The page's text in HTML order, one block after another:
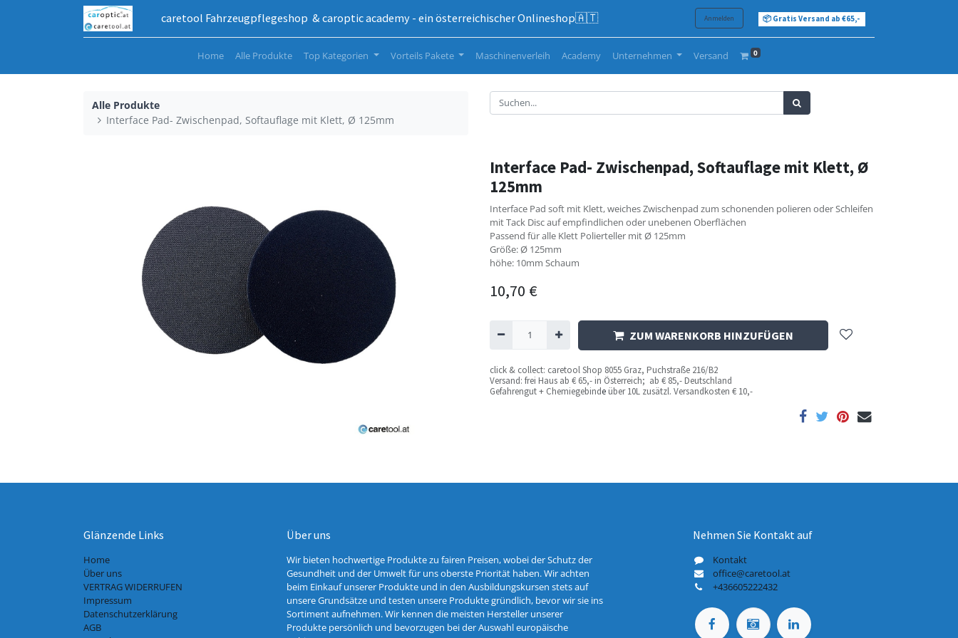
caretool Fahrzeugpflegeshop & caroptic academy - ein österreichischer Onlineshop🇦🇹 Anmelden 📦 Gratis Versand ab €65,-
Home Alle Produkte Top Kategorien Vorteils Pakete Maschinenverleih Academy Unternehmen Versand 0
Alle Produkte
Interface Pad- Zwischenpad, Softauflage mit Klett, Ø 125mm
Interface Pad- Zwischenpad, Softauflage mit Klett, Ø
125mm
Interface Pad soft mit Klett, weiches Zwischenpad zum schonenden polieren oder Schleifen
mit Tack Disc auf empfindlichen oder unebenen Oberflächen
Passend für alle Klett Polierteller mit Ø 125mm
Größe: Ø 125mm
höhe: 10mm Schaum
10,70 €
ZUM WARENKORB HINZUFÜGEN
click & collect: caretool Shop 8055 Graz, Puchstraße 216/B2
Versand: frei Haus ab € 65,- in Österreich; ab € 85,- Deutschland
Gefahrengut + Chemiegebinde über 10L zusätzl. Versandkosten € 10,-
Glänzende Links
Home
Über uns
VERTRAG WIDERRUFEN
Impressum
Datenschutzerklärung
AGB
Über uns
Wir bieten hochwertige Produkte zu fairen Preisen, wobei der Schutz der
Gesundheit und der Umwelt für uns oberste Priorität haben. Wir achten
beim Einkauf unserer Produkte und in den Ausbildungskursen stets auf
unsere Grundsätze und testen unsere Produkte gründlich, bevor wir sie ins
Sortiment aufnehmen. Wir kennen die meisten Hersteller unserer
Produkte persönlich und bevorzugen bei der Auswahl europäische
Nehmen Sie Kontakt auf
Kontakt
office@caretool.at
+436605222432